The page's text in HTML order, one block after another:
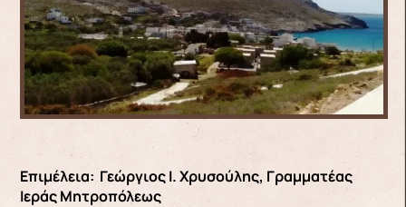
Επιμέλεια: Γεώργιος Ι. Χρυσούλης, Γραμματέας
Ιεράς Μητροπόλεως